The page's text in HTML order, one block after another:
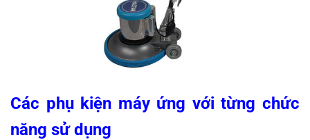
Các phụ kiện máy ứng với từng chức
năng sử dụng